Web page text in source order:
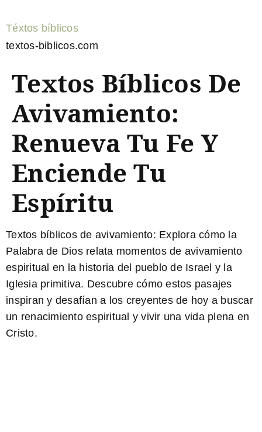
Téxtos bíblicos
textos-biblicos.com
Textos Bíblicos De
Avivamiento:
Renueva Tu Fe Y
Enciende Tu
Espíritu
Textos bíblicos de avivamiento: Explora cómo la
Palabra de Dios relata momentos de avivamiento
espiritual en la historia del pueblo de Israel y la
Iglesia primitiva. Descubre cómo estos pasajes
inspiran y desafían a los creyentes de hoy a buscar
un renacimiento espiritual y vivir una vida plena en
Cristo.